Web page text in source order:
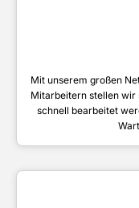
Mit unserem großen
Mitarbeitern stellen wir
schnell bearbeitet